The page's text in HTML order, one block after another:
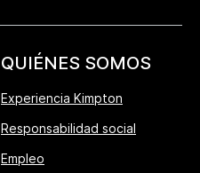
QUIÉNES SOMOS
Experiencia Kimpton
Responsabilidad social
Empleo